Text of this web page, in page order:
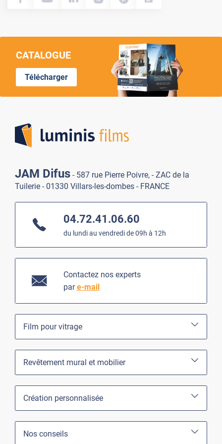
CATALOGUE
Télécharger
JAM Difus - 587 rue Pierre Poivre, - ZAC de la
Tuilerie - 01330 Villars-les-dombes - FRANCE
04.72.41.06.60
du lundi au vendredi de 09h à 12h
Contactez nos experts
pare-mail
Film pour vitrage
Revêtement mural et mobilier
Création personnalisée
Nos conseils